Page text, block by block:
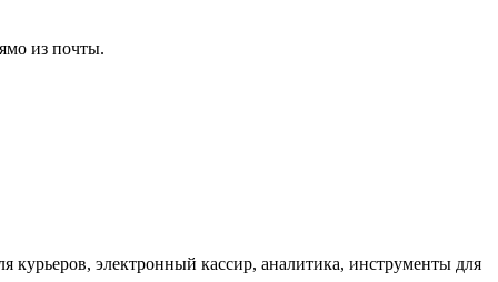
из почты.
курьеров, электронный кассир, аналитика, инструменты для